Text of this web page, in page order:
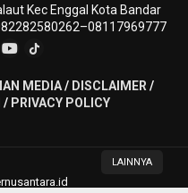
LAINNYA
Kec Enggal Kota Bandar
MEDIA/ DISCLAIMER /
/ PRIVACY POLICY